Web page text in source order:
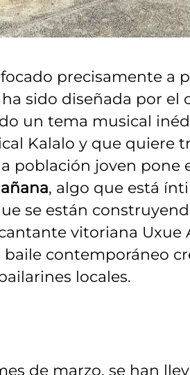
precisamente a
sido diseñada por el
un tema musical
Kalalo y que quiere
población joven pone
, algo que está
se están
vitoriana Uxue
contemporáneo
locales.
de marzo, se han